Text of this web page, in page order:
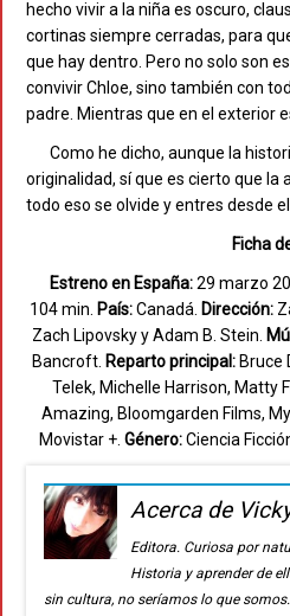
hecho vivir a la niña es oscuro,
cortinas siempre cerradas, para
que hay dentro. Pero no solo son
convivir Chloe, sino también con
padre. Mientras que en el exterior
Como he dicho, aunque la
originalidad, sí que es cierto que la
todo eso se olvide y entres desde
Ficha
Estreno en España:29 marzo
104 min. País:Canadá. Dirección:
Zach Lipovsky y Adam B. Stein.
Bancroft. Reparto principal: Bruce
Telek, Michelle Harrison, Matty
Amazing, Bloomgarden Films,
Movistar +. Género:Ciencia
Acerca de
Editora. Curiosa por
Historia y aprender de
sin cultura, no seríamos lo que somos.